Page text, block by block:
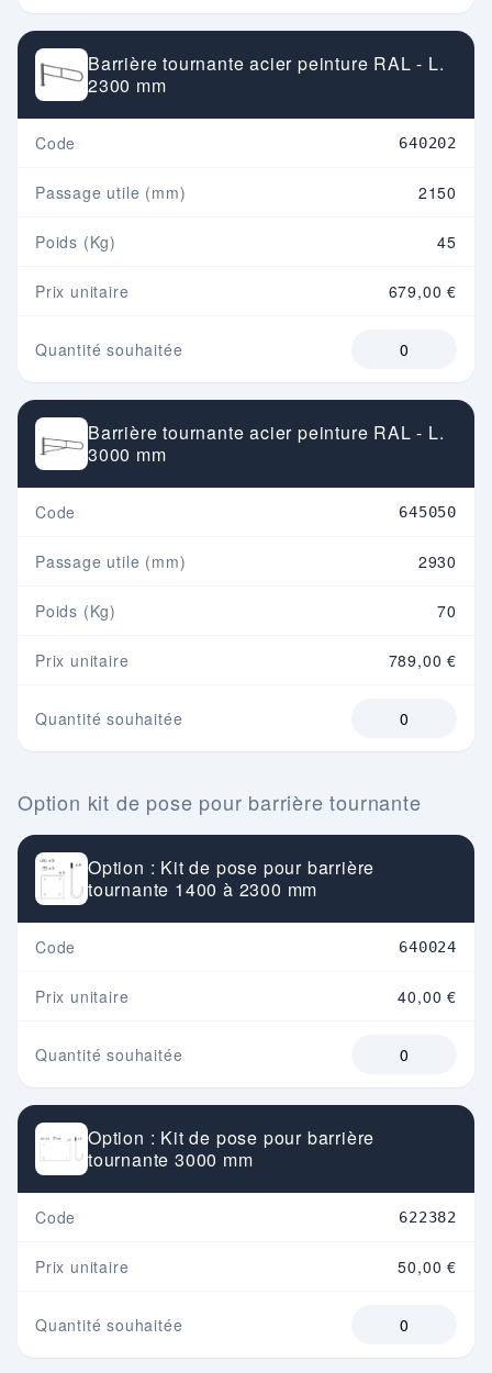
Barrière tournante acier peinture RAL - L.
2300 mm
Code 640202
Passage utile (mm) 2150
Poids (Kg) 45
Prix unitaire 679,00 €
Quantité souhaitée
Barrière tournante acier peinture RAL - L.
3000 mm
Code 645050
Passage utile (mm) 2930
Poids (Kg) 70
Prix unitaire 789,00 €
Quantité souhaitée
Option kit de pose pour barrière tournante
Option : Kit de pose pour barrière
tournante 1400 à 2300 mm
Code 640024
Prix unitaire 40,00 €
Quantité souhaitée
Option : Kit de pose pour barrière
tournante 3000 mm
Code 622382
Prix unitaire 50,00 €
Quantité souhaitée